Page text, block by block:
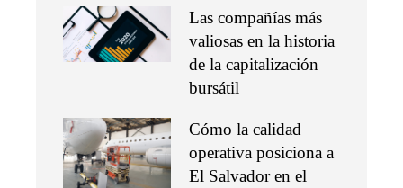
Las compañías más
valiosas en la historia
de la capitalización
bursátil
Cómo la calidad
operativa posiciona a
El Salvador en el